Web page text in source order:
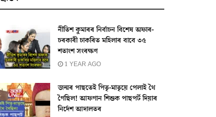
নীতিশ কুমাৰৰ নিৰ্বাচন বিশেষ অফাৰ-
চৰকাৰী চাকৰিত মহিলাৰ বাবে ৩৫
শতাংশ সংৰক্ষণ
1 YEAR AGO
জন্মৰ পাছতেই পিতৃ-মাতৃয়ে পেলাই থৈ
গৈছিল! আফগান শিশুক পাছপৰ্ট দিয়াৰ
নিৰ্দেশ আদালতৰ